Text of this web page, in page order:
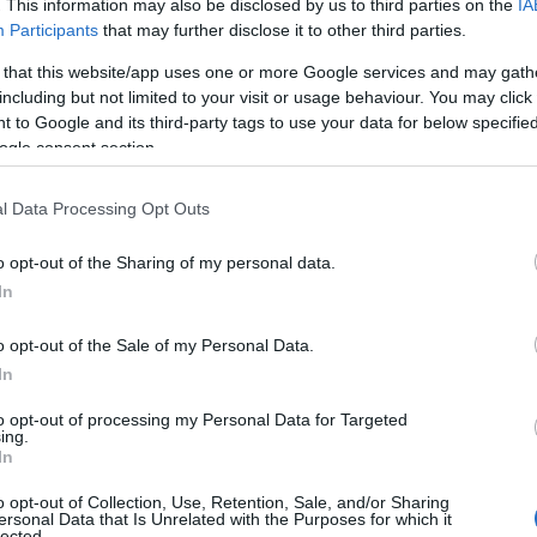
This information may also be disclosed by us to third parties on the
Participants that may further disclose it to other third parties.
that this website/app uses one or more Google services and may
but not limited to your visit or usage behaviour. You may
to Google and its third-party tags to use your data for below
consent section.
Data Processing Opt Outs
opt-out of the Sharing of my personal data.
opt-out of the Sale of my Personal Data.
opt-out of processing my Personal Data for Targeted
opt-out of Collection, Use, Retention, Sale, and/or Sharing
Data that Is Unrelated with the Purposes for which it
en je zult het niet geloven: met een groei van
verrast en, laten we eerlijk zijn, de markten zijn in
economie en jouw portemonnee? Lees verder,
schokkend!
is
Amerikaanse economie in betere shape is dan
het BBP tussen de2,4%en 2,5%
sterker is dan ooit. Dit kan invloed hebben op
niet alles waar we op moeten letten.